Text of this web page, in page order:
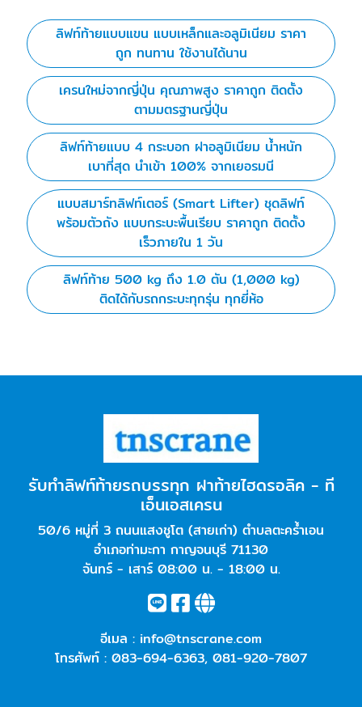
ลิฟท์ท้ายแบบแขน แบบเหล็กและอลูมิเนียม ราคา
ถูก ทนทาน ใช้งานได้นาน
เครนใหม่จากญี่ปุ่น คุณภาพสูง ราคาถูก ติดตั้ง
ตามมตรฐานญี่ปุ่น
ลิฟท์ท้ายแบบ 4 กระบอก ฝาอลูมิเนียม น้ำหนัก
เบาที่สุด นำเข้า 100% จากเยอรมนี
แบบสมาร์ทลิฟท์เตอร์ (Smart Lifter) ชุดลิฟท์
พร้อมตัวถัง แบบกระบะพื้นเรียบ ราคาถูก ติดตั้ง
เร็วภายใน 1 วัน
ลิฟท์ท้าย 500 kg ถึง 1.0 ตัน (1,000 kg)
ติดได้กับรถกระบะทุกรุ่น ทุกยี่ห้อ
รับทำลิฟท์ท้ายรถบรรทุก ฝาท้ายไฮดรอลิค - ที
เอ็นเอสเครน
50/6 หมู่ที่ 3 ถนนแสงชูโต (สายเก่า) ตำบลตะคร้ำเอน
อำเภอท่ามะกา กาญจนบุรี 71130
จันทร์ - เสาร์ 08:00 น. - 18:00 น.
อีเมล : info@tnscrane.com
โทรศัพท์ : 083-694-6363, 081-920-7807